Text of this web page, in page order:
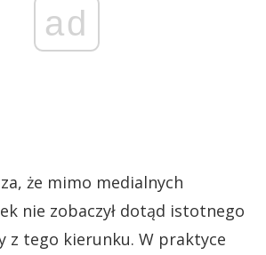
ad
że mimo medialnych
nie zobaczył dotąd istotnego
z tego kierunku. W praktyce